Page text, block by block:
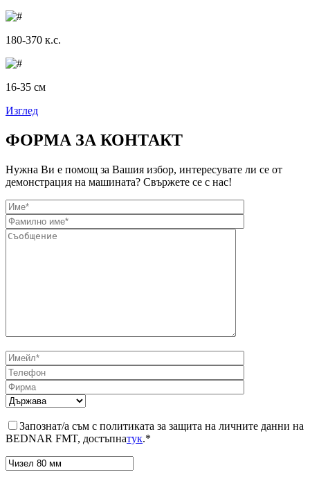
180-370 к.с.
16-35 см
Изглед
ФОРМА ЗА КОНТАКТ
Нужна Ви е помощ за Вашия избор, интересувате ли се от
демонстрация на машината? Свържете се с нас!
Запознат/а съм с политиката за защита на личните данни на
BEDNAR FMT, достъпнатук.*